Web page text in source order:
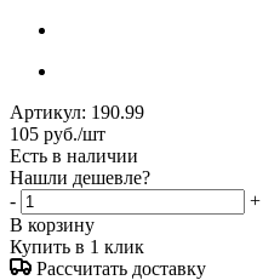
Артикул: 190.99
105 руб./шт
Есть в наличии
Нашли дешевле?
-
+
В корзину
Купить в 1 клик
Рассчитать доставку